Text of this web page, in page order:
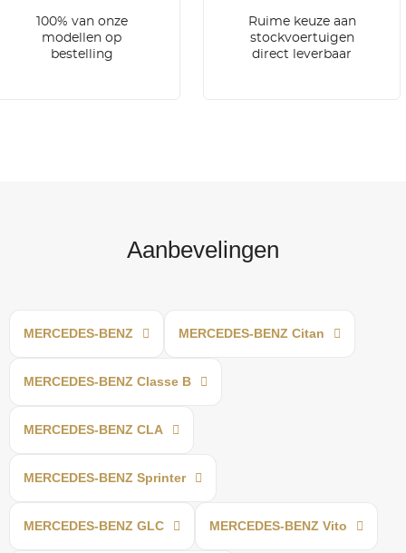
100% van onze
modellen op
bestelling
Ruime keuze aan
stockvoertuigen
direct leverbaar
Aanbevelingen
MERCEDES-BENZ MERCEDES-BENZ Citan
MERCEDES-BENZ Classe B
MERCEDES-BENZ CLA
MERCEDES-BENZ Sprinter
MERCEDES-BENZ GLC MERCEDES-BENZ Vito